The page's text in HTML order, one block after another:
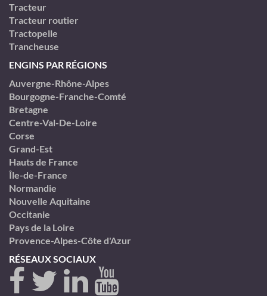
Tracteur
Tracteur routier
Tractopelle
Trancheuse
ENGINS PAR RÉGIONS
Auvergne-Rhône-Alpes
Bourgogne-Franche-Comté
Bretagne
Centre-Val-De-Loire
Corse
Grand-Est
Hauts de France
Île-de-France
Normandie
Nouvelle Aquitaine
Occitanie
Pays de la Loire
Provence-Alpes-Côte d'Azur
RÉSEAUX SOCIAUX